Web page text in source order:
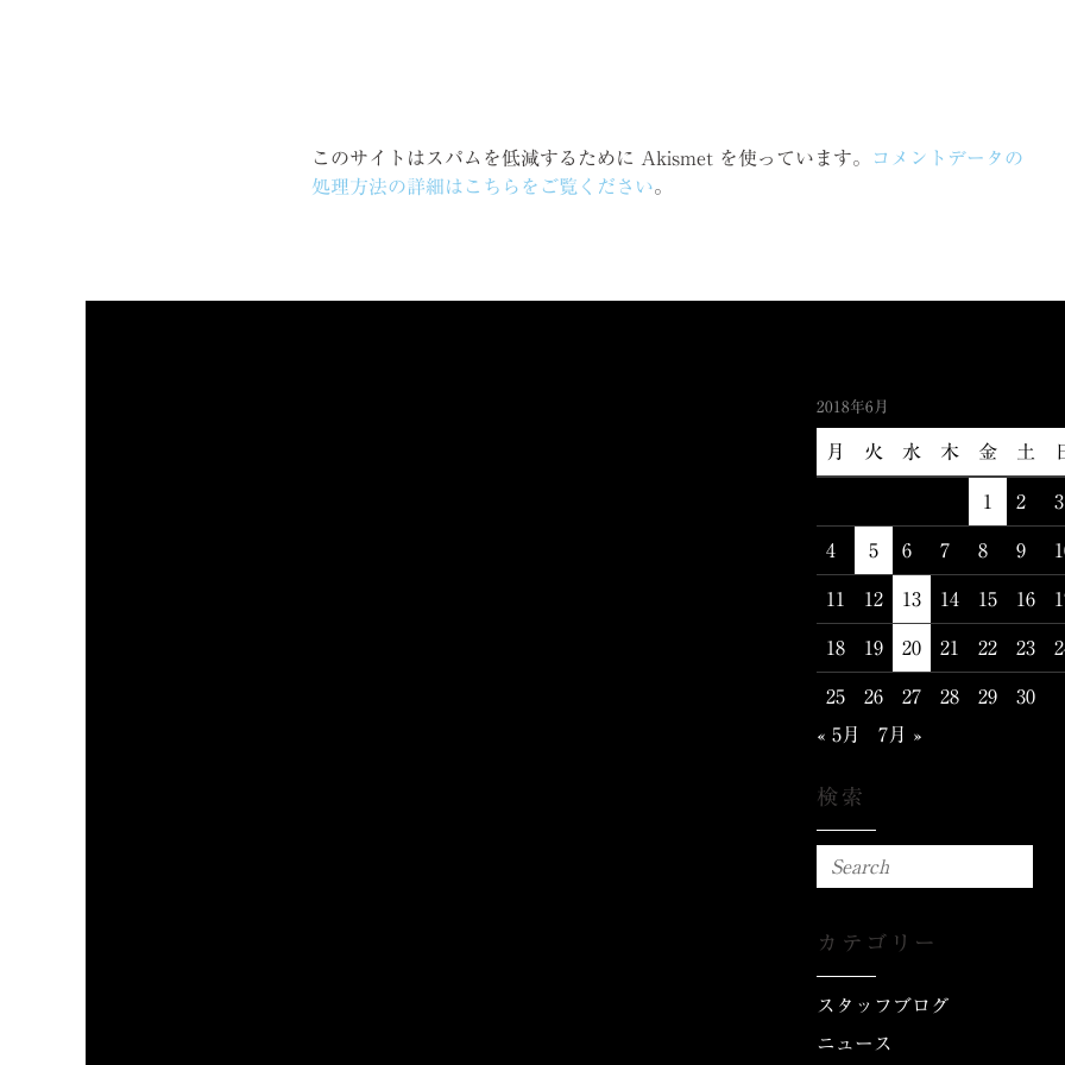
このサイトはスパムを低減するために Akismet を使っています。
コメントデータの
処理方法の詳細はこちらをご覧ください。
2018年6月
月 火 水 木 金 土
1 2 3
4 5 6 7 8 9
11 12 13 14 15 16
18 19 20 21 22 23
25 26 27 28 29
30
« 5月
7月 »
検索
カテゴリー
スタッフブログ
ニュース